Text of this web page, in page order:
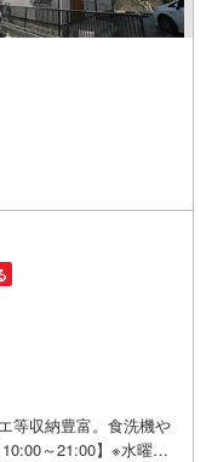
等収納豊富。食洗機や
～21:00】※水曜定